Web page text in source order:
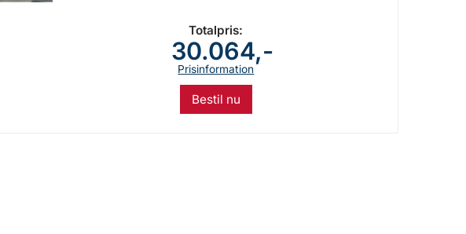
Totalpris:
30.064,-
Prisinformation
Bestil nu